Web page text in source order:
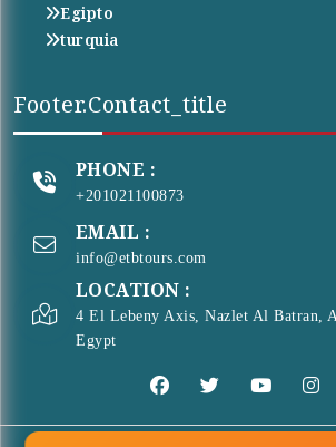
Egipto
turquia
Footer.contact_title
PHONE :
+201021100873
EMAIL :
info@etbtours.com
LOCATION :
4 El Lebeny Axis, Nazlet Al Batran,
Egypt